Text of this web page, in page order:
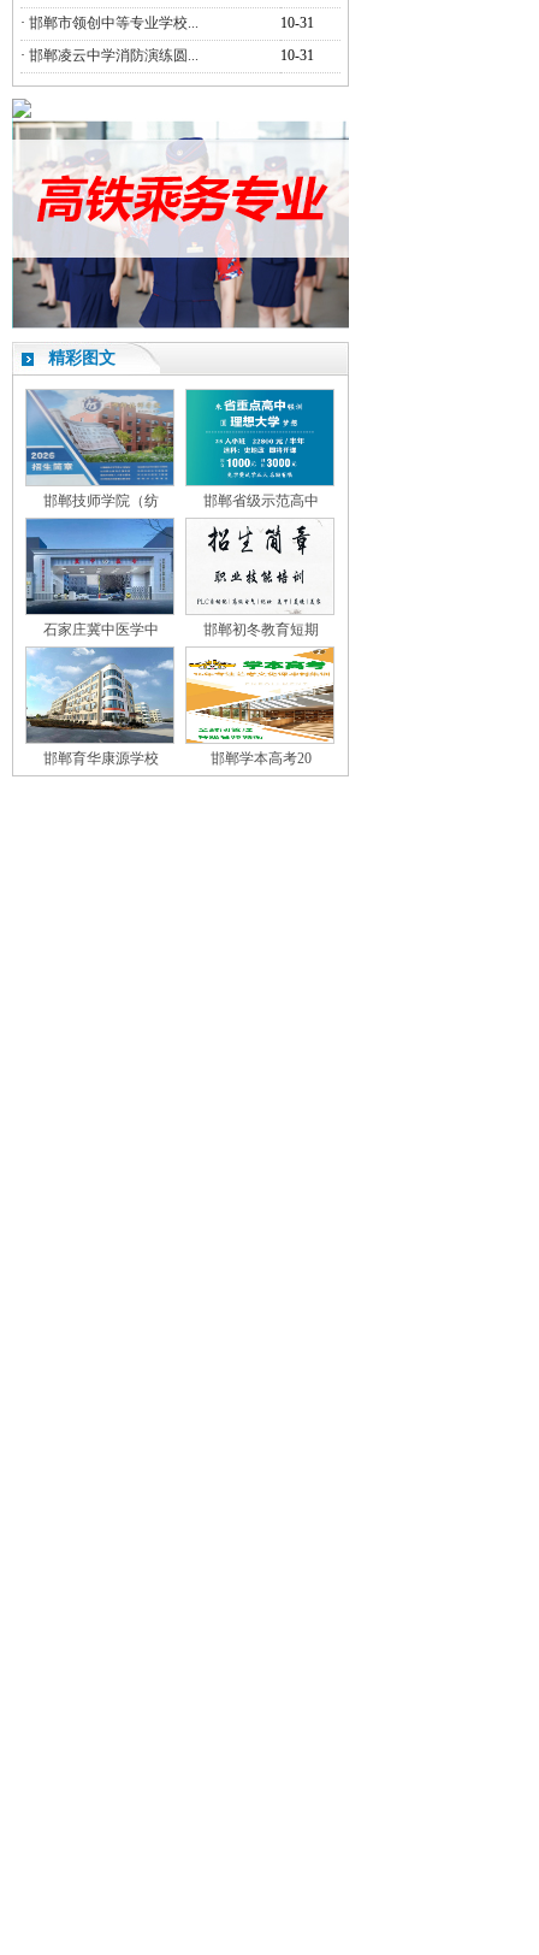
· 邯郸市领创中等专业学校...
10-31
· 邯郸凌云中学消防演练圆... 10-31
精彩图文
邯郸技师学院（纺 邯郸省级示范高中
石家庄冀中医学中 邯郸初冬教育短期
邯郸育华康源学校 邯郸学本高考20